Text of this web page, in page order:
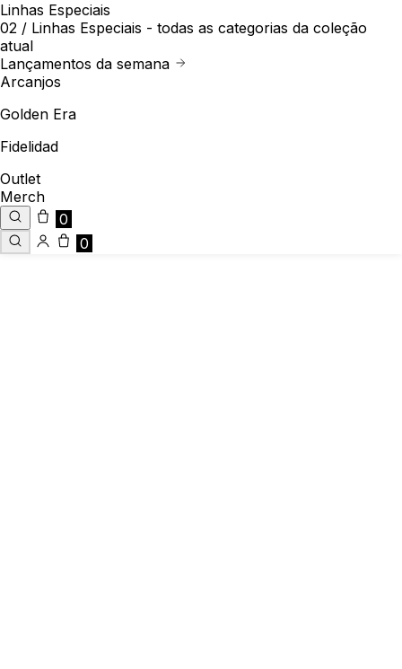
Linhas Especiais
02 / Linhas Especiais - todas as categorias da coleção
atual
Lançamentos da semana
Arcanjos
Golden Era
Fidelidad
Outlet
Merch
0
0